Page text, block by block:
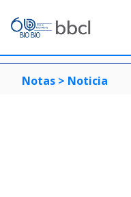
Notas > Noticia